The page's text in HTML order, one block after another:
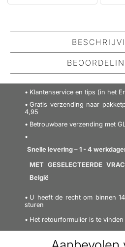
Jack N' Jill Blissful Bubbles
en mild,plantaardig
een magisch spel maakt voor
klein. Dezezeepvrije formule
extracten
uit de Australische
verwennen met vocht en
Jack N' Jill Blissful Bubbles
hydraterende en kalmerende
quinoa, dat rijk is aan
de
antioxiderende en
No one has reviewed
Be the first to
SCHRIJF EEN
Klantenservice en tips (in het
Gratis verzending naar
4,95
Betrouwbare verzending met
Snelle levering – 1 - 4
MET GESELECTEERDE
België
U heeft de recht om binnen
sturen
Het retourformulier is te